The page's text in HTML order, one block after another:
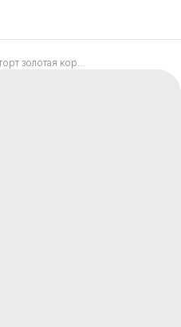
Свадебный торт золотая корона